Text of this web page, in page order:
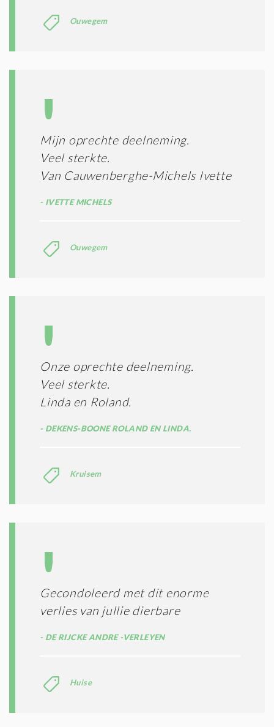
Ouwegem
Mijn oprechte deelneming.
Veel sterkte.
Van Cauwenberghe-Michels Ivette
IVETTE MICHELS
Ouwegem
Onze oprechte deelneming.
Veel sterkte.
Linda en Roland.
DEKENS-BOONE ROLAND EN LINDA.
Kruisem
Gecondoleerd met dit enorme
verlies van jullie dierbare
DE RIJCKE ANDRE -VERLEYEN
Huise